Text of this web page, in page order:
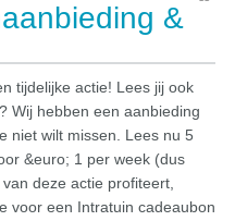
&
tijdelijke actie! Lees jij ook
Wij hebben een aanbieding
niet wilt missen. Lees nu 5
&euro; 1 per week (dus
deze actie profiteert,
voor een Intratuin cadeaubon